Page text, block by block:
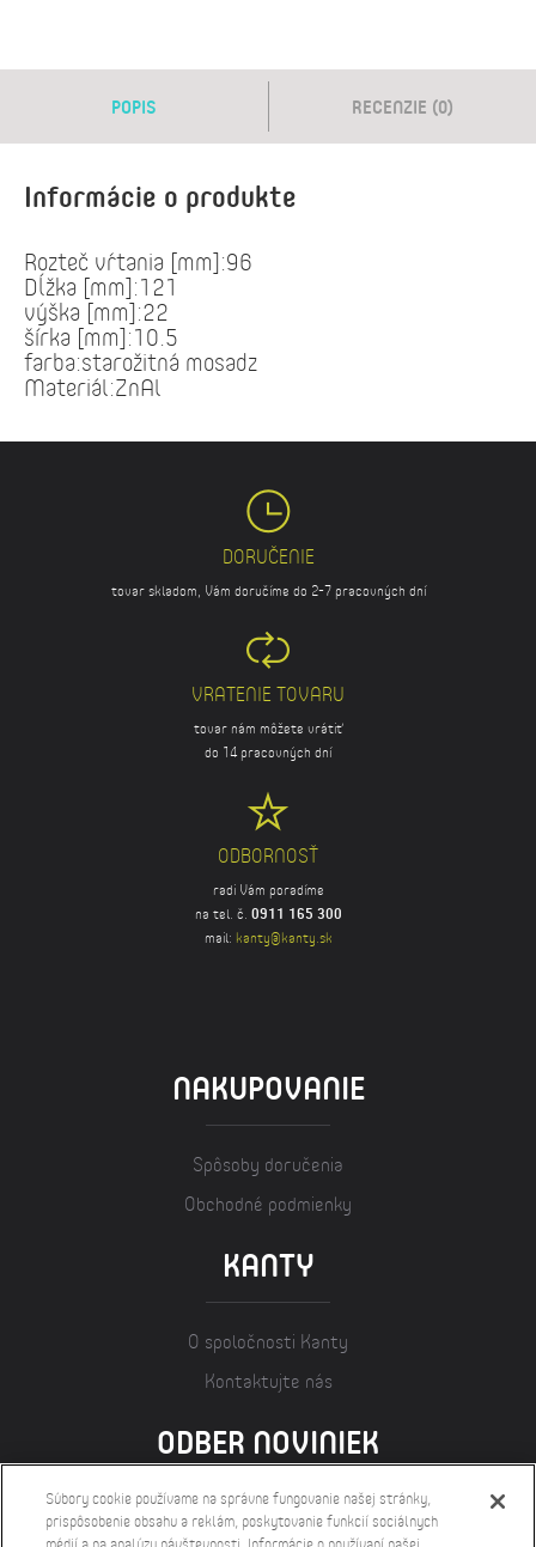
POPIS RECENZIE (0)
Informácie o produkte
Rozteč vŕtania [mm]:96
Dĺžka [mm]:121
výška [mm]:22
šírka [mm]:10.5
farba:starožitná mosadz
Materiál:ZnAl
DORUČENIE
tovar skladom, Vám doručíme do 2-7 pracovných dní
VRATENIE TOVARU
tovar nám môžete vrátiť
do 14 pracovných dní
ODBORNOSŤ
radi Vám poradíme
na tel. č. 0911 165 300
mail: kanty@kanty.sk
NAKUPOVANIE
Spôsoby doručenia
Obchodné podmienky
KANTY
O spoločnosti Kanty
Kontaktujte nás
ODBER NOVINIEK
Súbory cookie používame na správne fungovanie našej stránky,
prispôsobenie obsahu a reklám, poskytovanie funkcií sociálnych